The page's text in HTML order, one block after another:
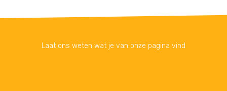
Laat ons weten wat je van onze pagina vind